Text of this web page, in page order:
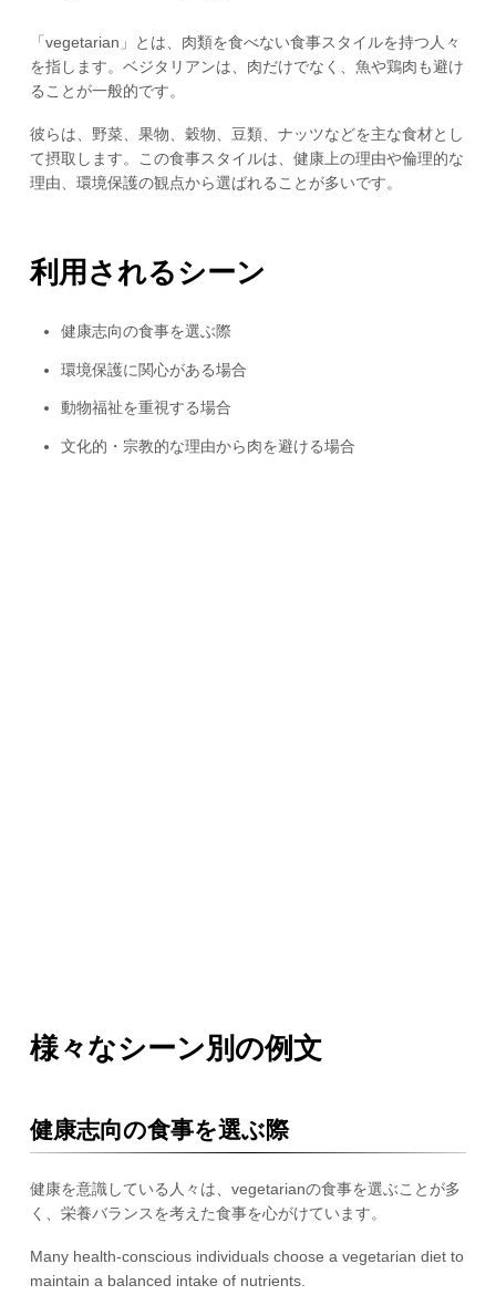
「vegetarian」とは、肉類を食べない食事スタイルを持つ人々
を指します。ベジタリアンは、肉だけでなく、魚や鶏肉も避け
ることが一般的です。
彼らは、野菜、果物、穀物、豆類、ナッツなどを主な食材とし
て摂取します。この食事スタイルは、健康上の理由や倫理的な
理由、環境保護の観点から選ばれることが多いです。
利用されるシーン
健康志向の食事を選ぶ際
環境保護に関心がある場合
動物福祉を重視する場合
文化的・宗教的な理由から肉を避ける場合
様々なシーン別の例文
健康志向の食事を選ぶ際
健康を意識している人々は、vegetarianの食事を選ぶことが多
く、栄養バランスを考えた食事を心がけています。
Many health-conscious individuals choose a vegetarian diet to
maintain a balanced intake of nutrients.